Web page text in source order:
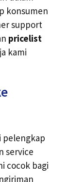
konsumen
support
pricelist
kami
pelengkap
service
cocok bagi